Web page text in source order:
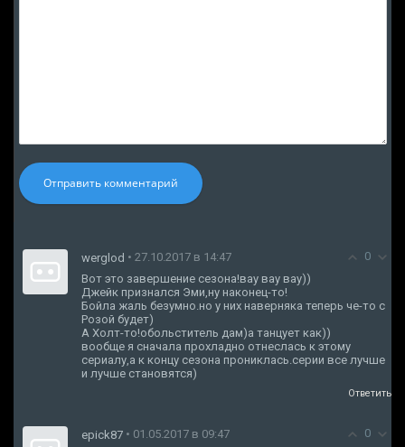
Отправить комментарий
0
werglod • 27.10.2017 в 14:47
Вот это завершение сезона!вау вау вау))
Джейк признался Эми,ну наконец-то!
Бойла жаль безумно.но у них наверняка теперь че-то с
Розой будет)
А Холт-то!обольститель дам)а танцует как))
вообще я сначала прохладно отнеслась к этому
сериалу,а к концу сезона прониклась.серии все лучше
и лучше становятся)
Ответить
0
epick87 • 01.05.2017 в 09:47